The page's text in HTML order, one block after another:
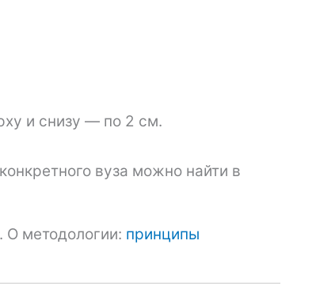
и снизу — по 2 см.
вуза можно найти в
. О методологии: принципы